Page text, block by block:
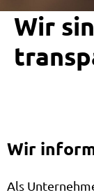
Wir
Wir
Als